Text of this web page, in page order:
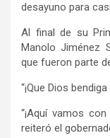
desayuno para
Al final de su
Manolo Jiménez
que fueron parte
“¡Que Dios
“¡Aquí vamos
reiteró el